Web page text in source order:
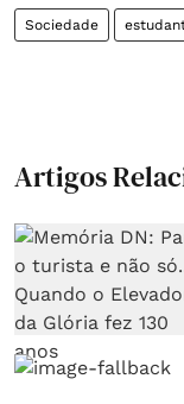
Sociedade
Artigos